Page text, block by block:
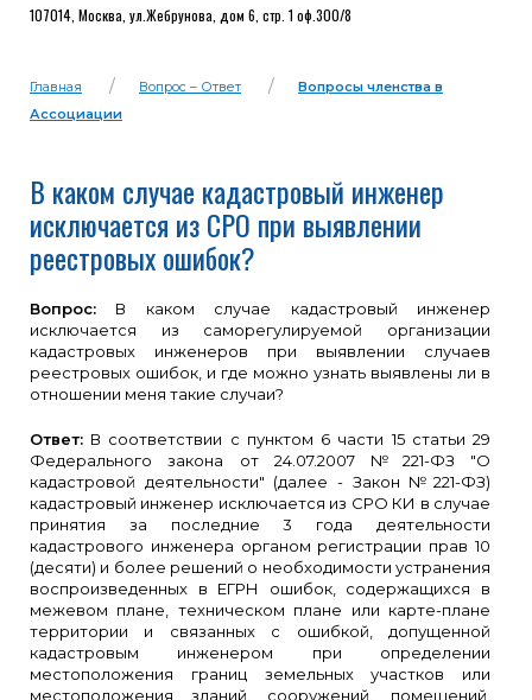
107014, Москва, ул.Жебрунова, дом 6, стр. 1 оф.300/8
Главная Вопрос – Ответ
Вопросы членства в
Ассоциации
В каком случае кадастровый инженер
исключается из СРО при выявлении
реестровых ошибок?
Вопрос: В каком случае кадастровый инженер
исключается из саморегулируемой организации
кадастровых инженеров при выявлении случаев
реестровых ошибок, и где можно узнать выявлены ли в
отношении меня такие случаи?
Ответ: В соответствии с пунктом 6 части 15 статьи 29
Федерального закона от 24.07.2007 №221-ФЗ "О
кадастровой деятельности" (далее - Закон №221-ФЗ)
кадастровый инженер исключается из СРО КИ в случае
принятия за последние 3 года деятельности
кадастрового инженера органом регистрации прав 10
(десяти) и более решений о необходимости устранения
воспроизведенных в ЕГРН ошибок, содержащихся в
межевом плане, техническом плане или карте-плане
территории и связанных с ошибкой, допущенной
кадастровым инженером при определении
местоположения границ земельных участков или
местоположения зданий, сооружений, помещений,